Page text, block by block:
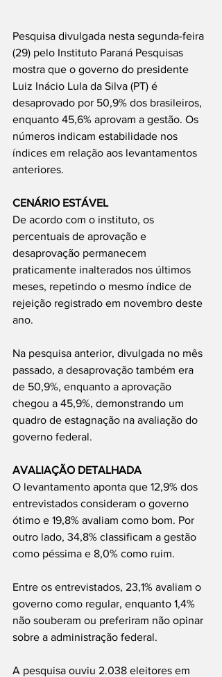
Pesquisa divulgada nesta segunda-feira
(29) pelo Instituto Paraná Pesquisas
mostra que o governo do presidente
Luiz Inácio Lula da Silva (PT) é
desaprovado por 50,9% dos brasileiros,
enquanto 45,6% aprovam a gestão. Os
números indicam estabilidade nos
índices em relação aos levantamentos
anteriores.
CENÁRIO ESTÁVEL
De acordo com o instituto, os
percentuais de aprovação e
desaprovação permanecem
praticamente inalterados nos últimos
meses, repetindo o mesmo índice de
rejeição registrado em novembro deste
ano.
Na pesquisa anterior, divulgada no mês
passado, a desaprovação também era
de 50,9%, enquanto a aprovação
chegou a 45,9%, demonstrando um
quadro de estagnação na avaliação do
governo federal.
AVALIAÇÃO DETALHADA
O levantamento aponta que 12,9% dos
entrevistados consideram o governo
ótimo e 19,8% avaliam como bom. Por
outro lado, 34,8% classificam a gestão
como péssima e 8,0% como ruim.
Entre os entrevistados, 23,1% avaliam o
governo como regular, enquanto 1,4%
não souberam ou preferiram não opinar
sobre a administração federal.
A pesquisa ouviu 2.038 eleitores em